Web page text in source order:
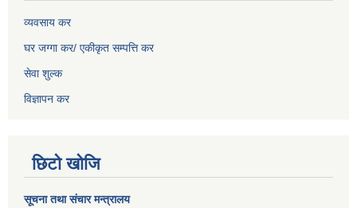
व्यवसाय कर
घर जग्गा कर/ एकीकृत सम्पत्ति कर
सेवा शुल्क
विज्ञापन कर
छिटो खोजि
सूचना तथा संचार मन्त्रालय